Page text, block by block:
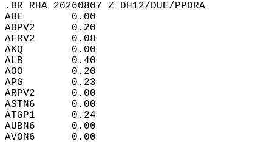
.BR RHA 20260807 Z DH12/DUE/PPDRA
ABE        0.00
ABPV2      0.20
AFRV2      0.08
AKQ        0.00
ALB        0.40
AOO        0.20
APG        0.23
ARPV2      0.00
ASTN6      0.00
ATGP1      0.24
AUBN6      0.00
AVON6      0.00